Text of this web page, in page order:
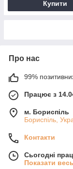
Купити
Про нас
99%
Працює з
м. Бориспіль
Бориспіль,
Контакти
Сьогодні
Показати